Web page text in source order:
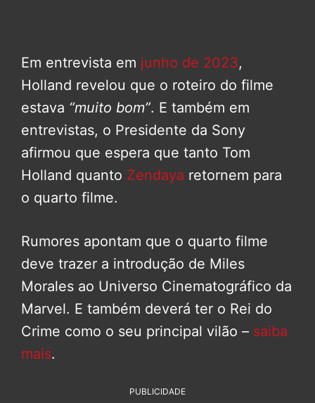
Em entrevista em junho de 2023,
Holland revelou que o roteiro do filme
estava “muito bom”. E também em
entrevistas, o Presidente da Sony
afirmou que espera que tanto Tom
Holland quanto Zendaya retornem para
o quarto filme.
Rumores apontam que o quarto filme
deve trazer a introdução de Miles
Morales ao Universo Cinematográfico da
Marvel. E também deverá ter o Rei do
Crime como o seu principal vilão – saiba
mais.
PUBLICIDADE